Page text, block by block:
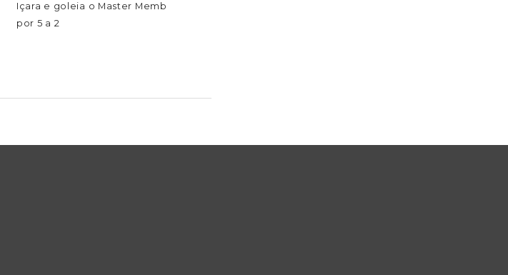
Içara e goleia o Master Memb
por 5 a 2